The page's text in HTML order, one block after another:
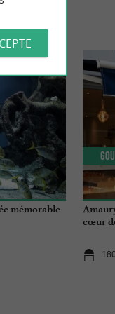
mémorable
cœur